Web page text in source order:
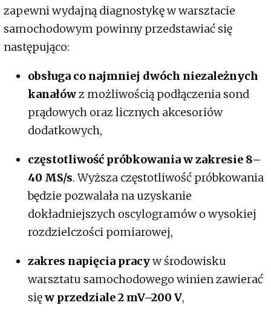
zapewni wydajną diagnostykę w warsztacie
samochodowym powinny przedstawiać się
następująco:
obsługa co najmniej dwóch niezależnych
kanałówz możliwością podłączenia sond
prądowych oraz licznych akcesoriów
dodatkowych,
częstotliwość próbkowania w zakresie 8–
40 MS/s. Wyższa częstotliwość próbkowania
będzie pozwalała na uzyskanie
dokładniejszych oscylogramów o wysokiej
rozdzielczości pomiarowej,
zakres napięcia pracyw środowisku
warsztatu samochodowego winien zawierać
sięw przedziale 2 mV–200 V,